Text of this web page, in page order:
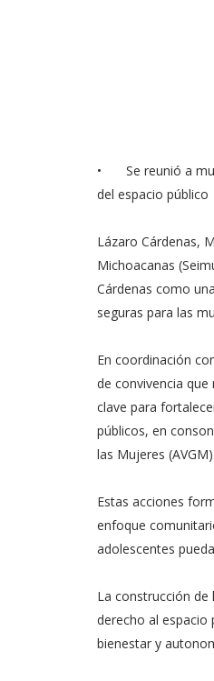
•
Se reunió a
del espacio público
Lázaro Cárdenas,
Michoacanas
Cárdenas como
seguras para las
En coordinación
de convivencia
clave para
públicos, en
las Mujeres (AVGM).
Estas acciones
enfoque
adolescentes
La construcción
derecho al espacio
bienestar y